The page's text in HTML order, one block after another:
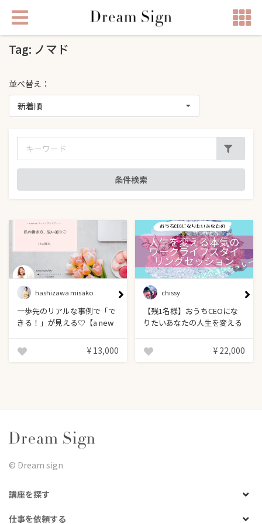
Tag: ノマド
並べ替え：
新着順
hashizawa misako
一歩先のリアルな事例で「で
きる！」が見える♡【a new
¥ 13,000
chissy
【残1名様】おうちCEOにな
りたいあなたの人生を変える
ングOneDayセッション¥ 22,000
©︎ Dream sign
講座を探す
仕事を依頼する